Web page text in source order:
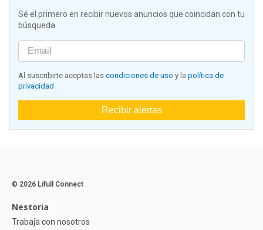
Sé el primero en recibir nuevos anuncios que coincidan con tu
búsqueda
Al suscribirte aceptas las condiciones de uso y la política de
privacidad
Recibir alertas
© 2026 Lifull Connect
Nestoria
Trabaja con nosotros